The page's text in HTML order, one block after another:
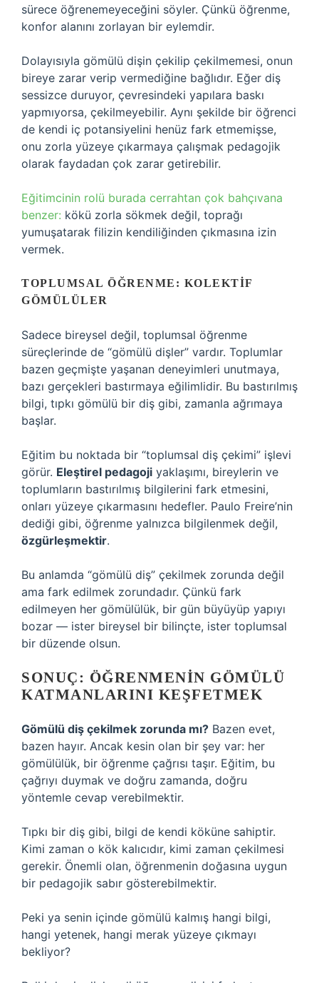
sürece öğrenemeyeceğini söyler. Çünkü öğrenme,
konfor alanını zorlayan bir eylemdir.
Dolayısıyla gömülü dişin çekilip çekilmemesi, onun
bireye zarar verip vermediğine bağlıdır. Eğer diş
sessizce duruyor, çevresindeki yapılara baskı
yapmıyorsa, çekilmeyebilir. Aynı şekilde bir öğrenci
de kendi iç potansiyelini henüz fark etmemişse,
onu zorla yüzeye çıkarmaya çalışmak pedagojik
olarak faydadan çok zarar getirebilir.
Eğitimcinin rolü burada cerrahtan çok bahçıvana
benzer: kökü zorla sökmek değil, toprağı
yumuşatarak filizin kendiliğinden çıkmasına izin
vermek.
TOPLUMSAL ÖĞRENME: KOLEKTIF
GÖMÜLÜLER
Sadece bireysel değil, toplumsal öğrenme
süreçlerinde de “gömülü dişler” vardır. Toplumlar
bazen geçmişte yaşanan deneyimleri unutmaya,
bazı gerçekleri bastırmaya eğilimlidir. Bu bastırılmış
bilgi, tıpkı gömülü bir diş gibi, zamanla ağrımaya
başlar.
Eğitim bu noktada bir “toplumsal diş çekimi” işlevi
görür. Eleştirel pedagoji yaklaşımı, bireylerin ve
toplumların bastırılmış bilgilerini fark etmesini,
onları yüzeye çıkarmasını hedefler. Paulo Freire’nin
dediği gibi, öğrenme yalnızca bilgilenmek değil,
özgürleşmektir.
Bu anlamda “gömülü diş” çekilmek zorunda değil
ama fark edilmek zorundadır. Çünkü fark
edilmeyen her gömülülük, bir gün büyüyüp yapıyı
bozar — ister bireysel bir bilinçte, ister toplumsal
bir düzende olsun.
SONUÇ: ÖĞRENMENIN GÖMÜLÜ
KATMANLARINI KEŞFETMEK
Gömülü diş çekilmek zorunda mı? Bazen evet,
bazen hayır. Ancak kesin olan bir şey var: her
gömülülük, bir öğrenme çağrısı taşır. Eğitim, bu
çağrıyı duymak ve doğru zamanda, doğru
yöntemle cevap verebilmektir.
Tıpkı bir diş gibi, bilgi de kendi köküne sahiptir.
Kimi zaman o kök kalıcıdır, kimi zaman çekilmesi
gerekir. Önemli olan, öğrenmenin doğasına uygun
bir pedagojik sabır gösterebilmektir.
Peki ya senin içinde gömülü kalmış hangi bilgi,
hangi yetenek, hangi merak yüzeye çıkmayı
bekliyor?